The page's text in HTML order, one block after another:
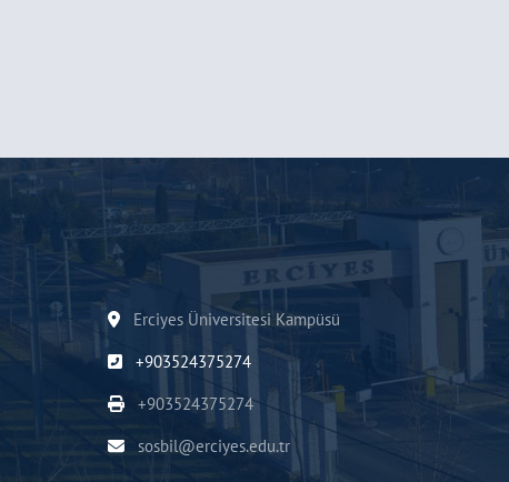
Erciyes Üniversitesi Kampüsü
+903524375274
+903524375274
sosbil@erciyes.edu.tr